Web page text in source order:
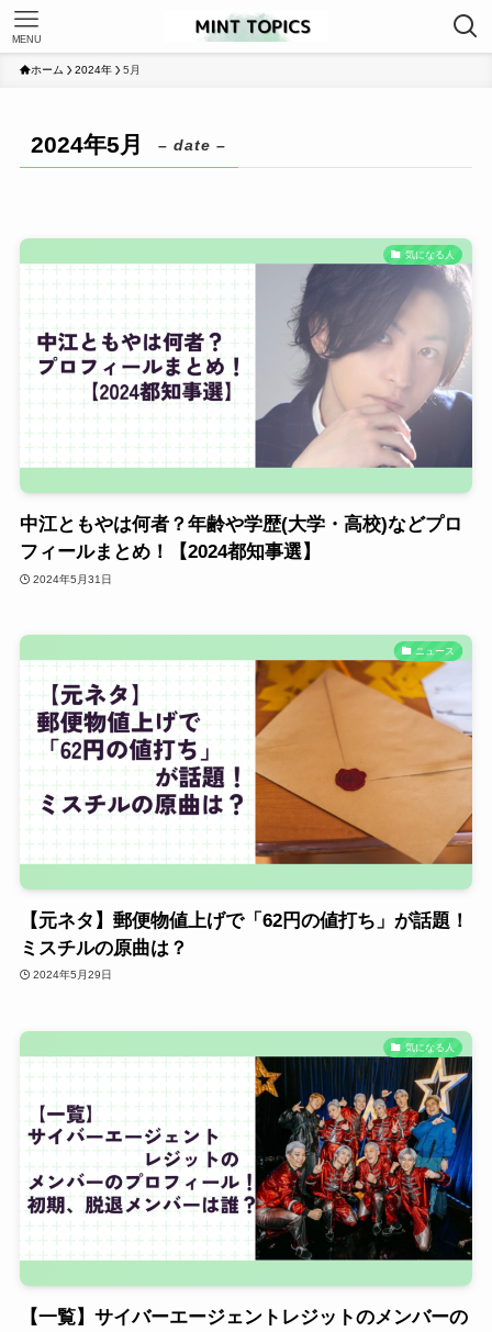
MENU
ホーム 2024年 5月
2024年5月 – date –
気になる人
中江ともやは何者？年齢や学歴(大学・高校)などプロ
フィールまとめ！【2024都知事選】
2024年5月31日
ニュース
【元ネタ】郵便物値上げで「62円の値打ち」が話題！
ミスチルの原曲は？
2024年5月29日
気になる人
【一覧】サイバーエージェントレジットのメンバーの